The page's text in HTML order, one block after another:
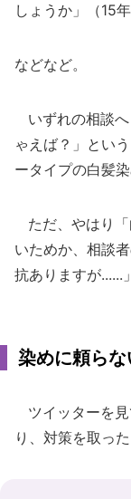
しょうか」（15
などなど。
いずれの相談へ
ゃえば？」とい
ータイプの白髪
ただ、やはり「
いためか、相談
抗ありますが......
染めに頼ら
ツイッターを
り、対策を取っ